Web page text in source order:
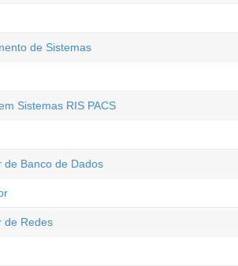
de Sistemas
Sistemas RIS PACS
de Banco de Dados
de Redes